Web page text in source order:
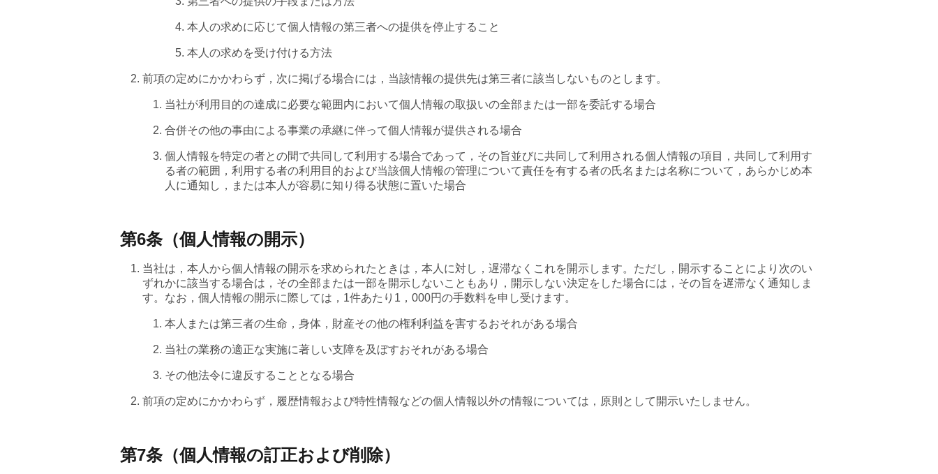
本人の求めに応じて個人情報の第三者への提供を停止すること
本人の求めを受け付ける方法
前項の定めにかかわらず，次に掲げる場合には，当該情報の提供先は第三者に該当しないものとします。
当社が利用目的の達成に必要な範囲内において個人情報の取扱いの全部または一部を委託する場合
合併その他の事由による事業の承継に伴って個人情報が提供される場合
個人情報を特定の者との間で共同して利用する場合であって，その旨並びに共同して利用される個人情報の項目，共同して利用す
る者の範囲，利用する者の利用目的および当該個人情報の管理について責任を有する者の氏名または名称について，あらかじめ本
人に通知し，または本人が容易に知り得る状態に置いた場合
第6条（個人情報の開示）
当社は，本人から個人情報の開示を求められたときは，本人に対し，遅滞なくこれを開示します。ただし，開示することにより次のい
ずれかに該当する場合は，その全部または一部を開示しないこともあり，開示しない決定をした場合には，その旨を遅滞なく通知しま
す。なお，個人情報の開示に際しては，1件あたり1，000円の手数料を申し受けます。
本人または第三者の生命，身体，財産その他の権利利益を害するおそれがある場合
当社の業務の適正な実施に著しい支障を及ぼすおそれがある場合
その他法令に違反することとなる場合
前項の定めにかかわらず，履歴情報および特性情報などの個人情報以外の情報については，原則として開示いたしません。
第7条（個人情報の訂正および削除）